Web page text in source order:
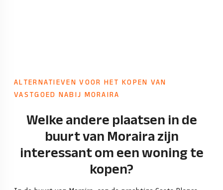
ALTERNATIEVEN VOOR HET KOPEN VAN
VASTGOED NABIJ MORAIRA
Welke andere plaatsen in de
buurt van Moraira zijn
interessant om een woning te
kopen?